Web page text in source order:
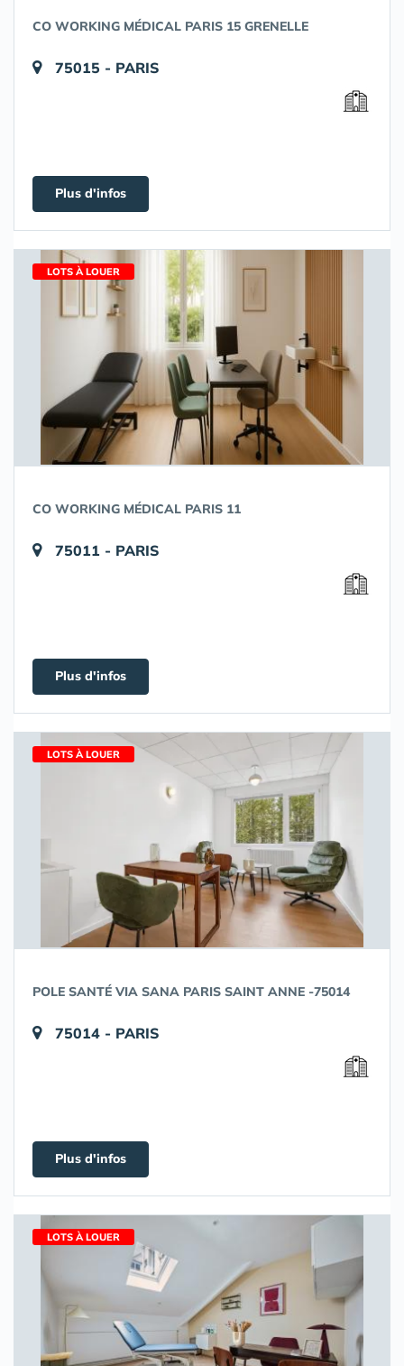
CO WORKING MÉDICAL PARIS 15 GRENELLE
75015 - PARIS
Plus d'infos
LOTS À LOUER
CO WORKING MÉDICAL PARIS 11
75011 - PARIS
Plus d'infos
LOTS À LOUER
POLE SANTÉ VIA SANA PARIS SAINT ANNE -75014
75014 - PARIS
Plus d'infos
LOTS À LOUER